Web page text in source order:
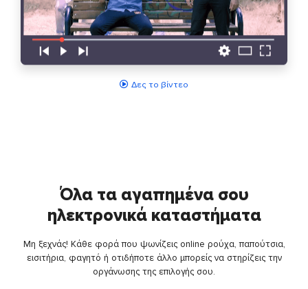
Δες το βίντεο
Όλα τα αγαπημένα σου
ηλεκτρονικά καταστήματα
Μη ξεχνάς! Κάθε φορά που ψωνίζεις online ρούχα, παπούτσια,
εισιτήρια, φαγητό ή οτιδήποτε άλλο μπορείς να στηρίζεις την
οργάνωσης της επιλογής σου.